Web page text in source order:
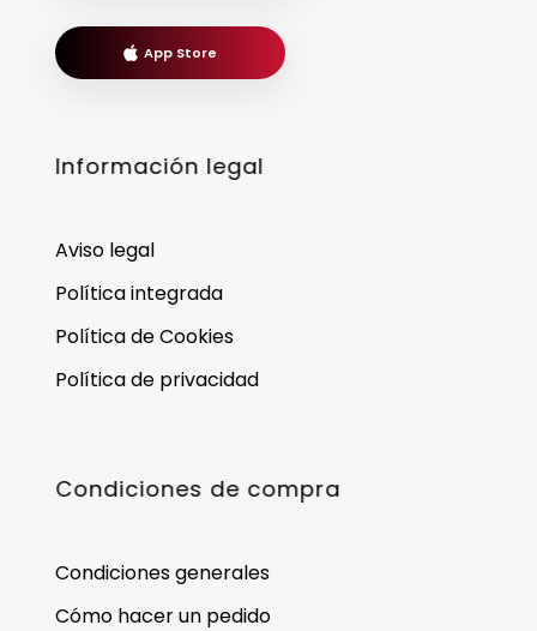
App Store
Información legal
Aviso legal
Política integrada
Política de Cookies
Política de privacidad
Condiciones de compra
Condiciones generales
Cómo hacer un pedido